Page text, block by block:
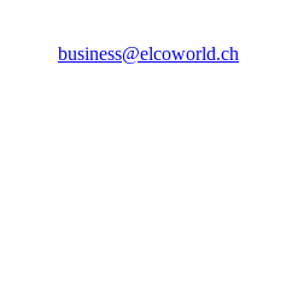
business@elcoworld.ch